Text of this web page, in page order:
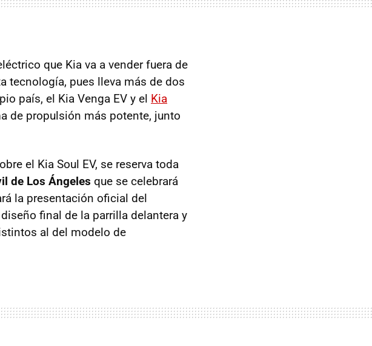
que Kia va a vender fuera de
tecnología, pues lleva más de dos
país, el Kia Venga EV y el Kia
de propulsión más potente, junto
el Kia Soul EV, se reserva toda
de Los Ángeles que se celebrará
la presentación oficial del
final de la parrilla delantera y
al del modelo de